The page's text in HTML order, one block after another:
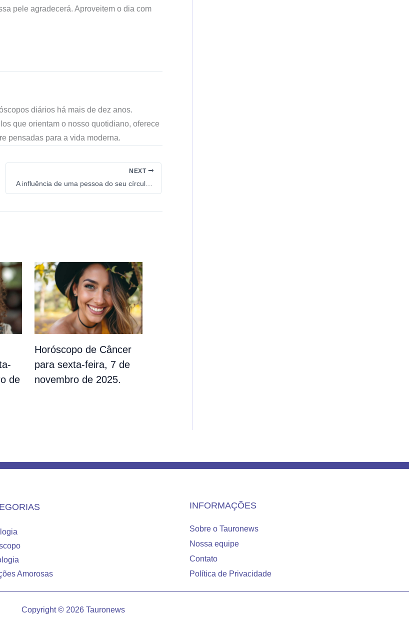
pele agradecerá. Aproveitem o dia com
diários há mais de dez anos.
que orientam o nosso quotidiano, oferece
pensadas para a vida moderna.
NEXT
de
Horóscopo de Câncer
para sexta-feira, 7 de
novembro de 2025.
Amorosas
INFORMAÇÕES
Sobre o Tauronews
Nossa equipe
Contato
Política de Privacidade
Copyright © 2026 Tauronews